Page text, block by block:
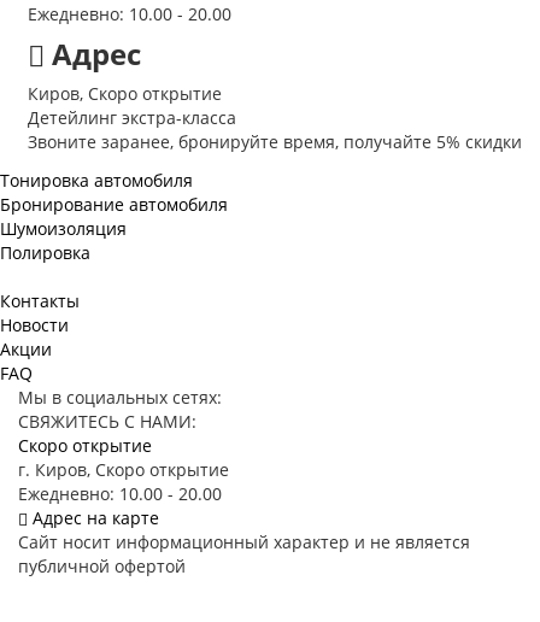
Ежедневно: 10.00 - 20.00
Адрес
Киров, Скоро открытие
Детейлинг экстра-класса
Звоните заранее, бронируйте время, получайте 5% скидки
Контакты
Новости
Акции
FAQ
Тонировка автомобиля
Бронирование автомобиля
Шумоизоляция
Полировка
Мы в социальных сетях:
СВЯЖИТЕСЬ С НАМИ:
Скоро открытие
г. Киров, Скоро открытие
Ежедневно: 10.00 - 20.00
Адрес на карте
Сайт носит информационный характер и не является
публичной офертой